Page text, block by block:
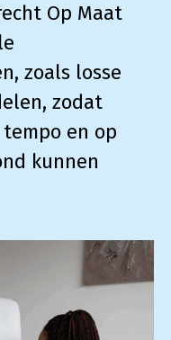
Op Maat
zoals losse
zodat
en op
kunnen